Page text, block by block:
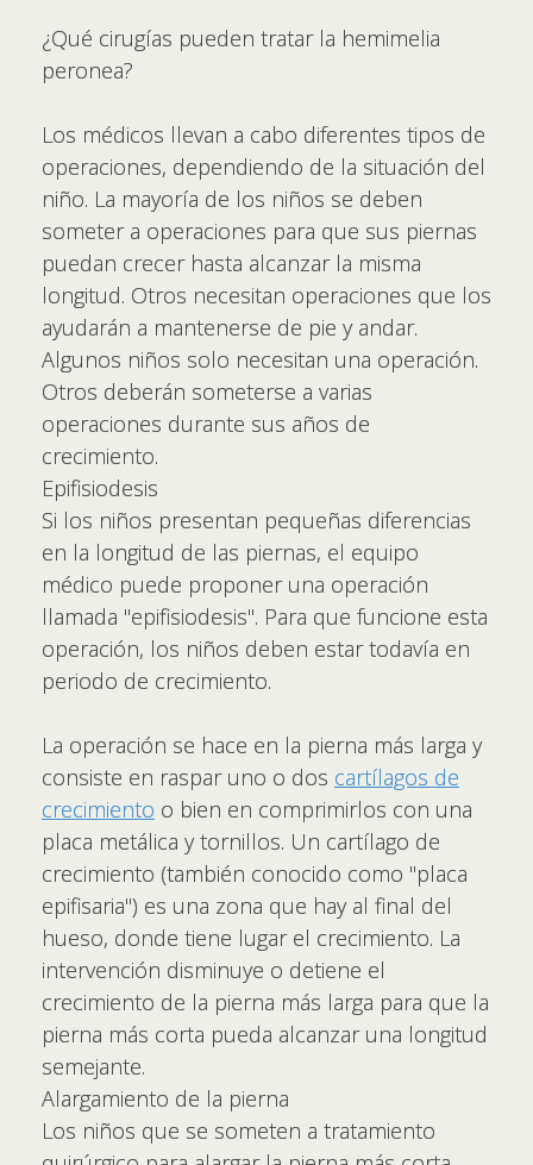
¿Qué cirugías pueden tratar la hemimelia
peronea?
Los médicos llevan a cabo diferentes tipos de
operaciones, dependiendo de la situación del
niño. La mayoría de los niños se deben
someter a operaciones para que sus piernas
puedan crecer hasta alcanzar la misma
longitud. Otros necesitan operaciones que los
ayudarán a mantenerse de pie y andar.
Algunos niños solo necesitan una operación.
Otros deberán someterse a varias
operaciones durante sus años de
crecimiento.
Epifisiodesis
Si los niños presentan pequeñas diferencias
en la longitud de las piernas, el equipo
médico puede proponer una operación
llamada "epifisiodesis". Para que funcione esta
operación, los niños deben estar todavía en
periodo de crecimiento.
La operación se hace en la pierna más larga y
consiste en raspar uno o dos cartílagos de
crecimiento o bien en comprimirlos con una
placa metálica y tornillos. Un cartílago de
crecimiento (también conocido como "placa
epifisaria") es una zona que hay al final del
hueso, donde tiene lugar el crecimiento. La
intervención disminuye o detiene el
crecimiento de la pierna más larga para que la
pierna más corta pueda alcanzar una longitud
semejante.
Alargamiento de la pierna
Los niños que se someten a tratamiento